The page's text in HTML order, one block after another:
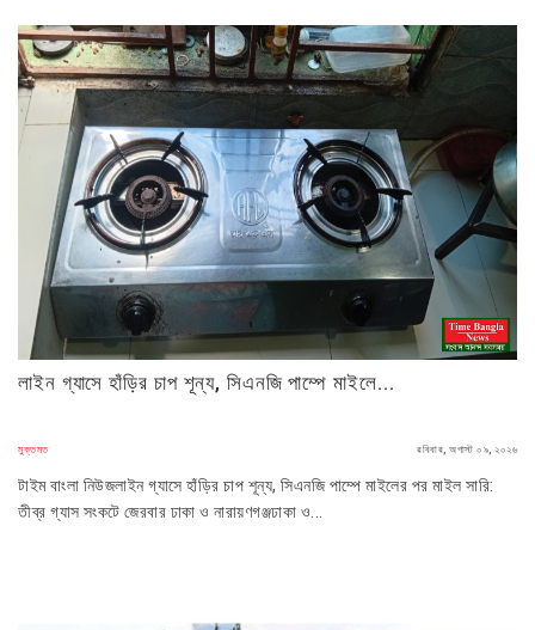
​লাইন গ্যাসে হাঁড়ির চাপ শূন্য, সিএনজি পাম্পে মাইলে...
মুক্তমত রবিবার, অগাস্ট ০৯, ২০২৬
টাইম বাংলা নিউজ​লাইন গ্যাসে হাঁড়ির চাপ শূন্য, সিএনজি পাম্পে মাইলের পর মাইল সারি:
তীব্র গ্যাস সংকটে জেরবার ঢাকা ও নারায়ণগঞ্জ​ঢাকা ও...